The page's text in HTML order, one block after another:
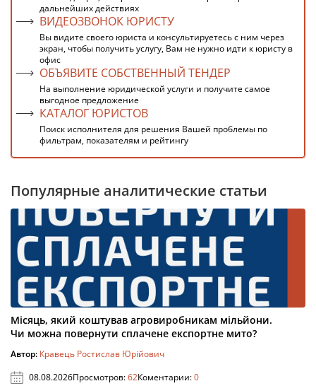
дальнейших действиях
ВИДЕОЗВОНОК ЮРИСТУ
Вы видите своего юриста и консультируетесь с ним через
экран, чтобы получить услугу, Вам не нужно идти к юристу в
офис
ОБЪЯВИТЕ СОБСТВЕННЫЙ ТЕНДЕР
На выполнение юридической услуги и получите самое
выгодное предложение
КАТАЛОГ ЮРИСТОВ
Поиск исполнителя для решения Вашей проблемы по
фильтрам, показателям и рейтингу
Популярные аналитические статьи
Місяць, який коштував агровиробникам мільйони.
Чи можна повернути сплачене експортне мито?
Автор: Кравець Ростислав Юрійович
08.08.2026Просмотров:62Коментарии:0